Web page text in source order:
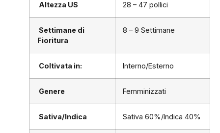
Altezza US 28 – 47 pollici
Settimane di
Fioritura
8 – 9 Settimane
Coltivata in: Interno/Esterno
Genere Femminizzati
Sativa/Indica Sativa 60%/Indica 40%